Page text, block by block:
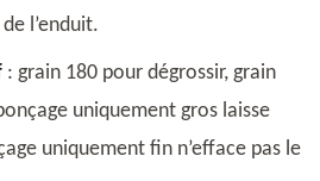
l’enduit.
: grain 180 pour dégrossir, grain
uniquement gros laisse
uniquement fin n’efface pas le